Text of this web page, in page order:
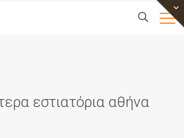
εστιατόρια αθήνα